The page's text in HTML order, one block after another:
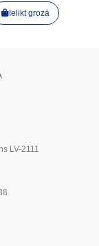
Ielikt grozā
LV-2111